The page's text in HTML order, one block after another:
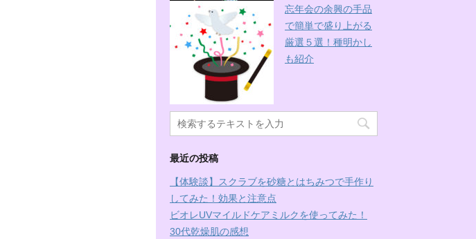
忘年会の余興の手品
で簡単で盛り上がる
厳選５選！種明かし
も紹介
最近の投稿
【体験談】スクラブを砂糖とはちみつで手作り
してみた！効果と注意点
ビオレUVマイルドケアミルクを使ってみた！
30代乾燥肌の感想